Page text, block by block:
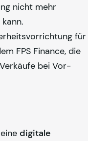
nicht mehr
für
FPS Finance, die
bei Vor-
digitale